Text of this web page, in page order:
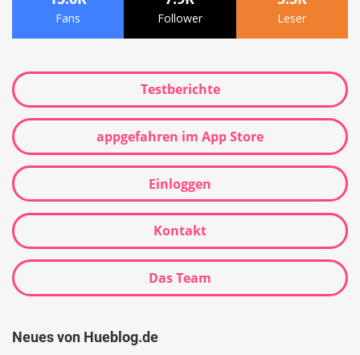
Fans Follower Leser
Testberichte
appgefahren im App Store
Einloggen
Kontakt
Das Team
Neues von Hueblog.de